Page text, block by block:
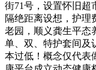
街71号，设置怀旧超
隔绝距离设想，护理
老园，顺义龚生平态
单、双、特护套间及
本过低！概念仅代表